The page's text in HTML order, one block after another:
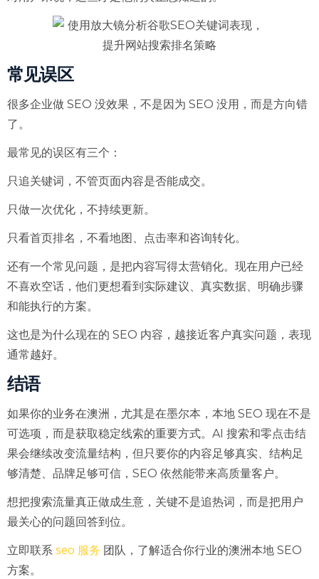
常见误区
很多企业做 SEO 没效果，不是因为 SEO 没用，而是方向错
了。
最常见的误区有三个：
只追关键词，不管页面内容是否能成交。
只做一次优化，不持续更新。
只看首页排名，不看地图、点击率和咨询转化。
还有一个常见问题，是把内容写得太营销化。现在用户已经
不喜欢空话，他们更想看到实际建议、真实数据、明确步骤
和能执行的方案。
这也是为什么现在的 SEO 内容，越接近客户真实问题，表现
通常越好。
结语
如果你的业务在澳洲，尤其是在墨尔本，本地 SEO 现在不是
可选项，而是获取稳定线索的重要方式。AI 搜索和零点击结
果会继续改变流量结构，但只要你的内容足够真实、结构足
够清楚、品牌足够可信，SEO 依然能带来高质量客户。
想把搜索流量真正做成生意，关键不是追热词，而是把用户
最关心的问题回答到位。
立即联系 seo 服务 团队，了解适合你行业的澳洲本地 SEO
方案。